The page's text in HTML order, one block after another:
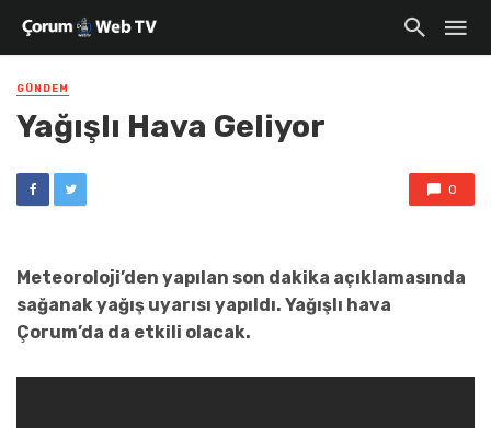
GÜNDEM
Yağışlı Hava Geliyor
0
Meteoroloji’den yapılan son dakika açıklamasında
sağanak yağış uyarısı yapıldı. Yağışlı hava
Çorum’da da etkili olacak.